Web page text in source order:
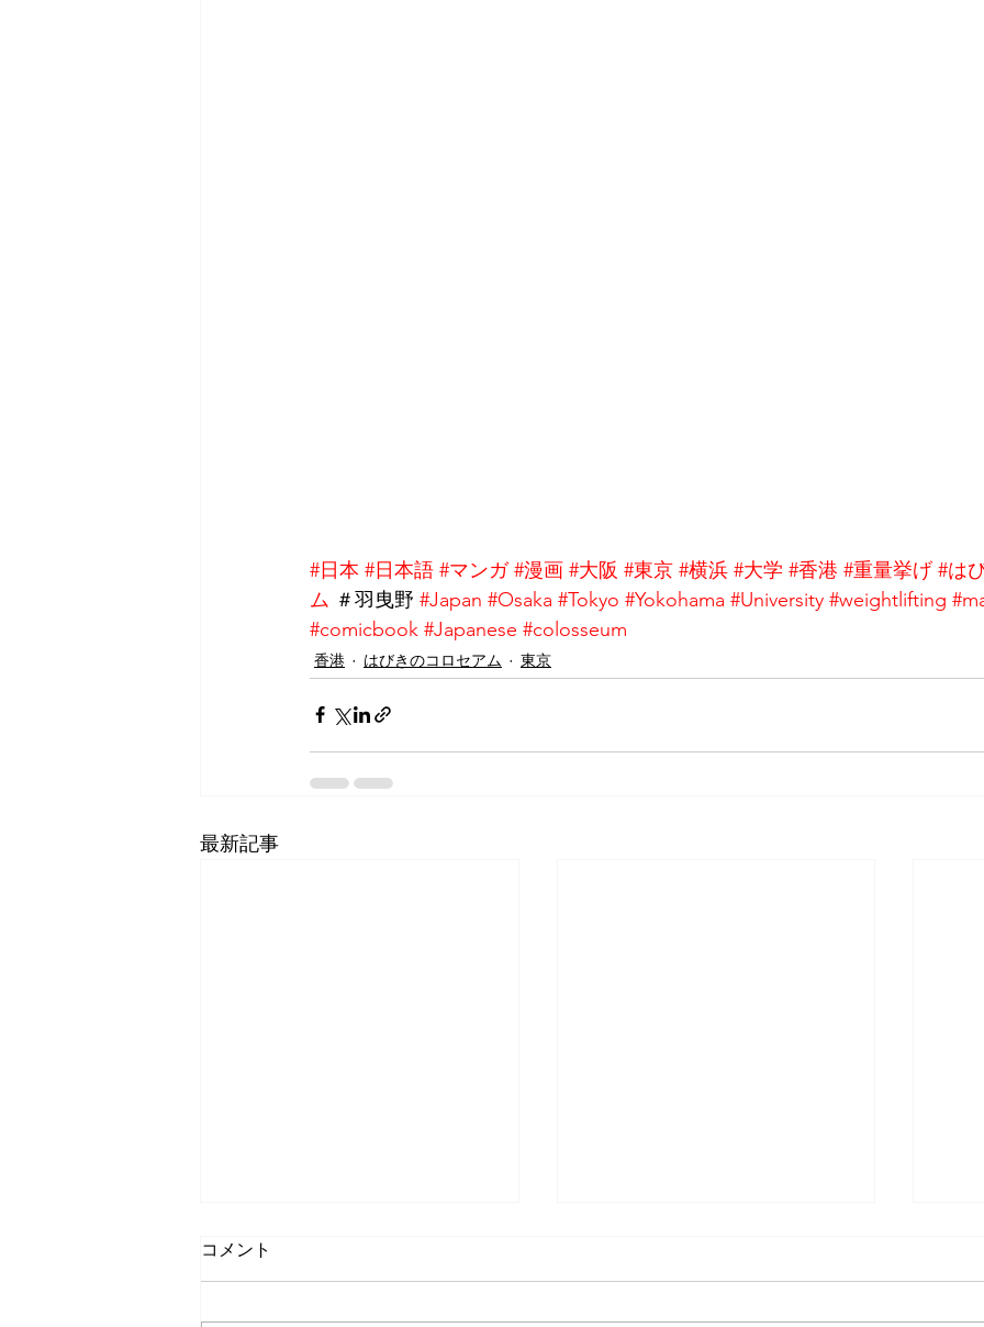
#日本 #日本語 #マンガ #漫画 #大阪 #東京 #横浜 #大学 #香港 #重量挙げ #は
ム ＃羽曳野 #Japan #Osaka #Tokyo #Yokohama #University #weightlifting
#comicbook #Japanese #colosseum
香港 はびきのコロセアム 東京
最新記事
コメント